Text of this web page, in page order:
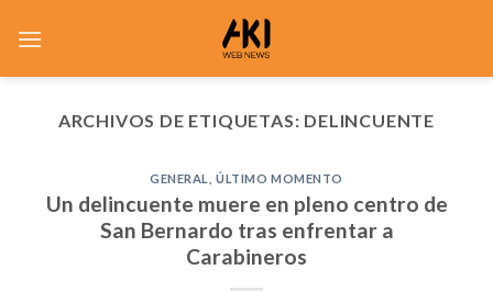
ARCHIVOS DE ETIQUETAS: DELINCUENTE
GENERAL ,ÚLTIMO MOMENTO
Un delincuente muere en pleno centro de
San Bernardo tras enfrentar a
Carabineros